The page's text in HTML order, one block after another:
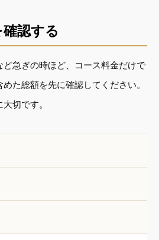
認する
急ぎの時ほど、コース料金だけで
た総額を先に確認してください。
切です。